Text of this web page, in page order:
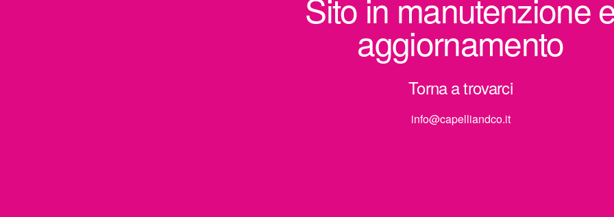
aggiornamento
Torna a trovarci
info@capelliandco.it